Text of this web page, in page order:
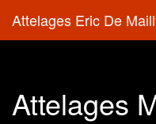
Attelages Eric De
Attelages